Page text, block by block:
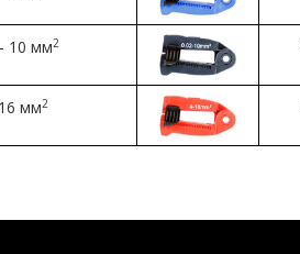
10 мм2
мм2